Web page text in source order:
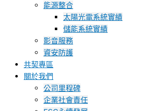
能源整合
太陽光電系統實績
儲能系統實績
影音服務
資安防護
共契專區
關於我們
公司里程碑
企業社會責任